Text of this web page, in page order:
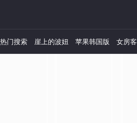
热门搜索 崖上的波妞 苹果韩国版 女房客